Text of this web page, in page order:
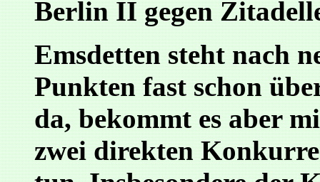
Berlin II gegen
Emsdetten steht nach
Punkten fast schon
da, bekommt es aber
zwei direkten